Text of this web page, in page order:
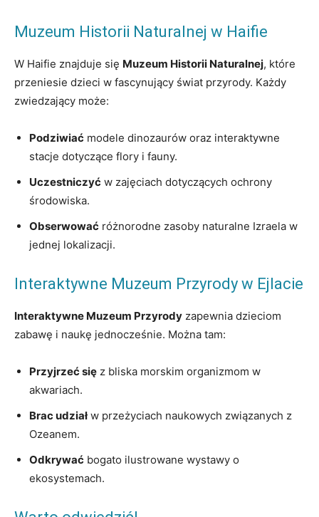
Muzeum Historii Naturalnej w Haifie
W Haifie znajduje się Muzeum Historii Naturalnej, które
przeniesie dzieci w fascynujący świat przyrody. Każdy
zwiedzający może:
Podziwiać modele dinozaurów oraz interaktywne
stacje dotyczące flory i fauny.
Uczestniczyć w zajęciach dotyczących ochrony
środowiska.
Obserwować różnorodne zasoby naturalne Izraela w
jednej lokalizacji.
Interaktywne Muzeum Przyrody w Ejlacie
Interaktywne Muzeum Przyrody zapewnia dzieciom
zabawę i naukę jednocześnie. Można tam:
Przyjrzeć się z bliska morskim organizmom w
akwariach.
Brac udziałw przeżyciach naukowych związanych z
Ozeanem.
Odkrywać bogato ilustrowane wystawy o
ekosystemach.